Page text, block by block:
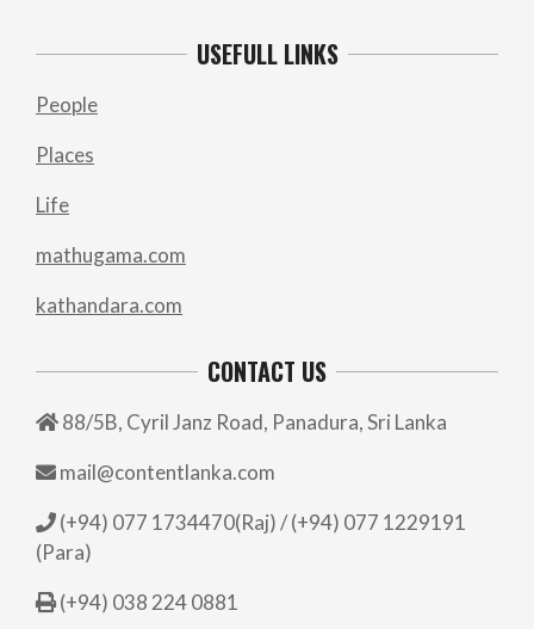
USEFULL LINKS
People
Places
Life
mathugama.com
kathandara.com
CONTACT US
88/5B, Cyril Janz Road, Panadura, Sri Lanka
mail@contentlanka.com
(+94) 077 1734470(Raj) / (+94) 077 1229191
(Para)
(+94) 038 224 0881